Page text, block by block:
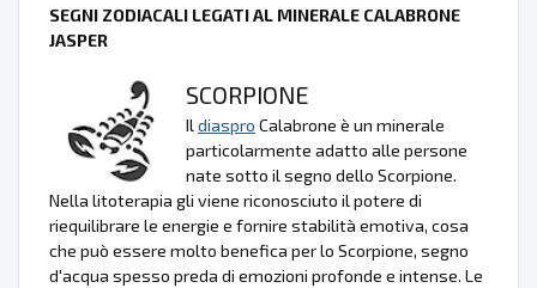
SEGNI ZODIACALI LEGATI AL MINERALE CALABRONE
JASPER
SCORPIONE
Il diaspro Calabrone è un minerale
particolarmente adatto alle persone
nate sotto il segno dello Scorpione.
Nella litoterapia gli viene riconosciuto il potere di
riequilibrare le energie e fornire stabilità emotiva, cosa
che può essere molto benefica per lo Scorpione, segno
d'acqua spesso preda di emozioni profonde e intense. Le